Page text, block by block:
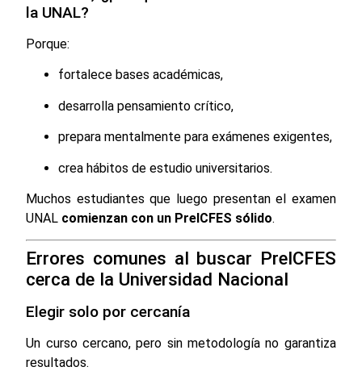
la UNAL?
Porque:
fortalece bases académicas,
desarrolla pensamiento crítico,
prepara mentalmente para exámenes exigentes,
crea hábitos de estudio universitarios.
Muchos estudiantes que luego presentan el examen
UNAL comienzan con un PreICFES sólido.
Errores comunes al buscar PreICFES
cerca de la Universidad Nacional
Elegir solo por cercanía
Un curso cercano, pero sin metodología no garantiza
resultados.